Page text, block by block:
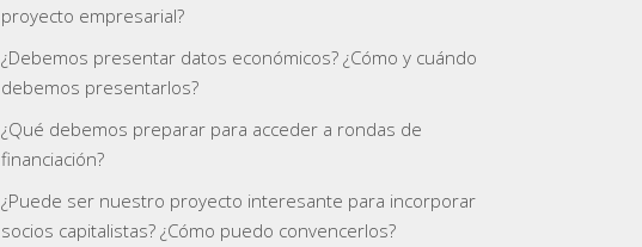
proyecto empresarial?
¿Debemos presentar datos económicos? ¿Cómo y cuándo
debemos presentarlos?
¿Qué debemos preparar para acceder a rondas de
financiación?
¿Puede ser nuestro proyecto interesante para incorporar
socios capitalistas? ¿Cómo puedo convencerlos?